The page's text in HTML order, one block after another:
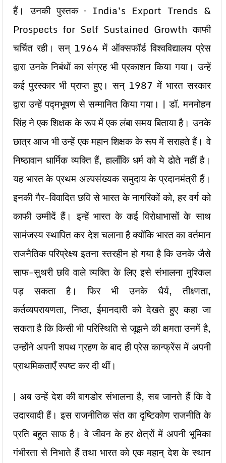
हैं। उनकी पुस्तक – India’s Export Trends &
Prospects for Self Sustained Growth काफी
चर्चित रही। सन् 1964 में ऑक्सफॉर्ड विश्वविद्यालय प्रेस
द्वारा उनके निबंधों का संग्रह भी प्रकाशन किया गया। उन्हें
कई पुरस्कार भी प्राप्त हुए। सन् 1987 में भारत सरकार
द्वारा उन्हें पद्मभूषण से सम्मानित किया गया। | डॉ. मनमोहन
सिंह ने एक शिक्षक के रूप में एक लंबा समय बिताया है। उनके
छात्र आज भी उन्हें एक महान शिक्षक के रूप में सराहते हैं। वे
निष्ठावान धार्मिक व्यक्ति हैं, हालाँकि धर्म को ये ढोते नहीं है।
यह भारत के प्रथम अल्पसंख्यक समुदाय के प्रदानमंत्री हैं।
इनकी गैर-विवादित छवि से भारत के नागरिकों को, हर वर्ग को
काफी उम्मीदें हैं। इन्हें भारत के कई विरोधाभासों के साथ
सामंजस्य स्थापित कर देश चलाना है क्योंकि भारत का वर्तमान
राजनैतिक परिप्रेक्ष्य इतना स्तरहीन हो गया है कि उनके जैसे
साफ-सुथरी छवि वाले व्यक्ति के लिए इसे संभालना मुश्किल
पड़ सकता है। फिर भी उनके धैर्य, तीक्ष्णता,
कर्तव्यपरायणता, निष्ठा, ईमानदारी को देखते हुए कहा जा
सकता है कि किसी भी परिस्थिति से जूझने की क्षमता उनमें है,
उन्होंने अपनी शपथ ग्रहण के बाद ही प्रेस कान्फ्रेंस में अपनी
प्राथमिकताएँ स्पष्ट कर दी थीं।
| अब उन्हें देश की बागडोर संभालना है, सब जानते हैं कि वे
उदारवादी हैं। इस राजनीतिक संत का दृष्टिकोण राजनीति के
प्रति बहुत साफ है। वे जीवन के हर क्षेत्रों में अपनी भूमिका
गंभीरता से निभाते हैं तथा भारत को एक महान् देश के स्थान